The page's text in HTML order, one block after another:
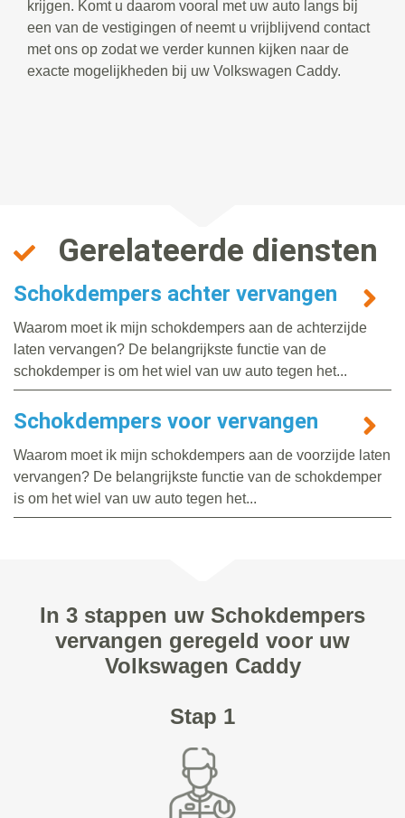
krijgen. Komt u daarom vooral met uw auto langs bij
een van de vestigingen of neemt u vrijblijvend contact
met ons op zodat we verder kunnen kijken naar de
exacte mogelijkheden bij uw Volkswagen Caddy.
Gerelateerde diensten
Schokdempers achter vervangen
Waarom moet ik mijn schokdempers aan de achterzijde
laten vervangen? De belangrijkste functie van de
schokdemper is om het wiel van uw auto tegen het...
Schokdempers voor vervangen
Waarom moet ik mijn schokdempers aan de voorzijde laten
vervangen? De belangrijkste functie van de schokdemper
is om het wiel van uw auto tegen het...
In 3 stappen uw Schokdempers
vervangen geregeld voor uw
Volkswagen Caddy
Stap 1